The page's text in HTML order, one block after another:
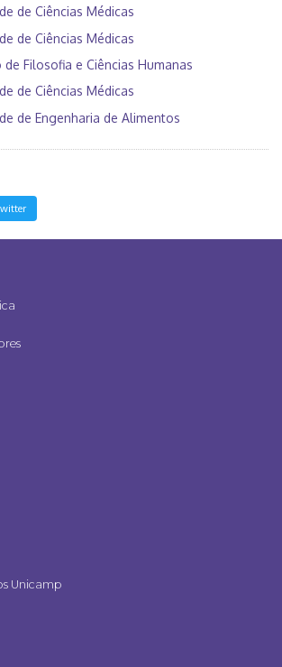
de Ciências Médicas
de Ciências Médicas
Filosofia e Ciências Humanas
de Ciências Médicas
de Engenharia de Alimentos
Unicamp